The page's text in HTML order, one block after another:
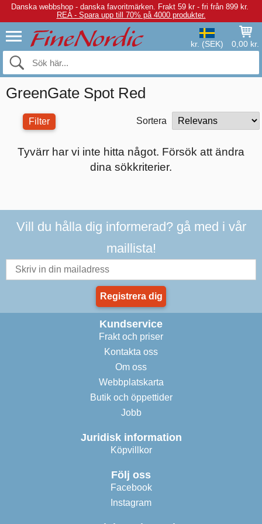
Danska webbshop - danska favoritmärken. Frakt 59 kr - fri från 899 kr.
REA - Spara upp till 70% på 4000 produkter.
kr. (SEK) 0,00 kr.
GreenGate Spot Red
Filter Sortera
Tyvärr har vi inte hitta något. Försök att ändra
dina sökkriterier.
Vill du hålla dig informerad? gå med i vår
maillista!
Registrera dig
Kundservice
Frakt och priser
Kontakta oss
Om oss
Webbplatskarta
Butik och öppettider
Jobb
Juridisk information
Köpvillkor
Följ oss
Facebook
Instagram